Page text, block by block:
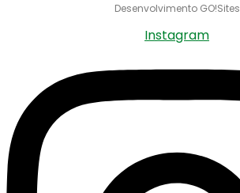
Desenvolvimento GO!Sites
Instagram